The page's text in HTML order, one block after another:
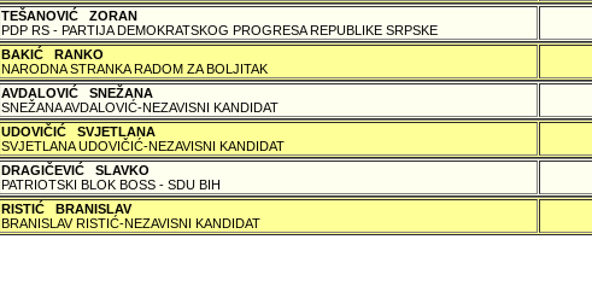
TEŠANOVIĆ ZORAN
PDP RS - PARTIJA DEMOKRATSKOG PROGRESA REPUBLIKE SRPSKE
BAKIĆ RANKO
NARODNA STRANKA RADOM ZA BOLJITAK
AVDALOVIĆ SNEŽANA
SNEŽANA AVDALOVIĆ-NEZAVISNI KANDIDAT
UDOVIČIĆ SVJETLANA
SVJETLANA UDOVIČIĆ-NEZAVISNI KANDIDAT
DRAGIČEVIĆ SLAVKO
PATRIOTSKI BLOK BOSS - SDU BIH
RISTIĆ BRANISLAV
BRANISLAV RISTIĆ-NEZAVISNI KANDIDAT